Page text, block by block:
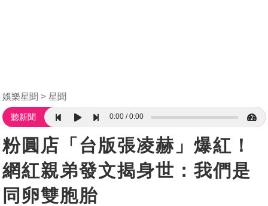
娛樂星聞 星聞
聽新聞 0:00 0:00
粉圓店「台版張凌赫」爆紅！
網紅親弟發文揭身世：我們是
同卵雙胞胎